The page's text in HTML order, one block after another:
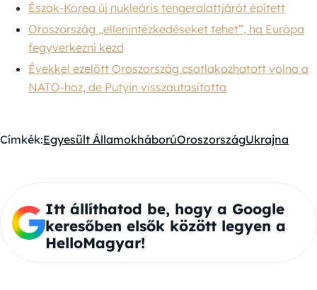
Észak-Korea új nukleáris tengeralattjárót épített
Oroszország „ellenintézkedéseket tehet”, ha Európa
fegyverkezni kezd
Évekkel ezelőtt Oroszország csatlakozhatott volna a
NATO-hoz, de Putyin visszautasította
Címkék:Egyesült ÁllamokháborúOroszországUkrajna
Itt állíthatod be, hogy a Google
keresőben elsők között legyen a
HelloMagyar!